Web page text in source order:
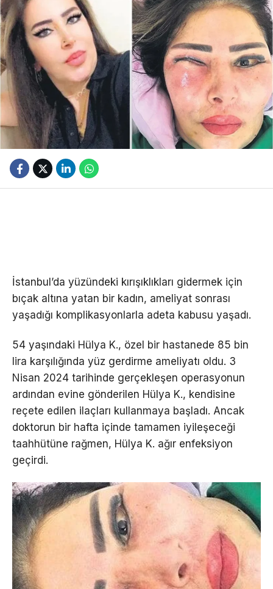
İstanbul’da yüzündeki kırışıklıkları gidermek için
bıçak altına yatan bir kadın, ameliyat sonrası
yaşadığı komplikasyonlarla adeta kabusu yaşadı.
54 yaşındaki Hülya K., özel bir hastanede 85 bin
lira karşılığında yüz gerdirme ameliyatı oldu. 3
Nisan 2024 tarihinde gerçekleşen operasyonun
ardından evine gönderilen Hülya K., kendisine
reçete edilen ilaçları kullanmaya başladı. Ancak
doktorun bir hafta içinde tamamen iyileşeceği
taahhütüne rağmen, Hülya K. ağır enfeksiyon
geçirdi.